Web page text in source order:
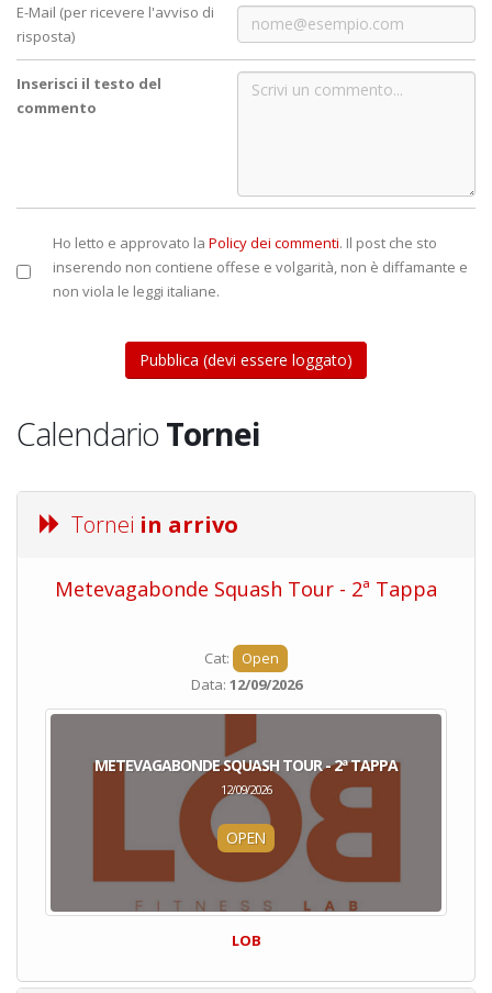
E-Mail (per ricevere l'avviso di
risposta)
Inserisci il testo del
commento
Ho letto e approvato la Policy dei commenti. Il post che sto
inserendo non contiene offese e volgarità, non è diffamante e
non viola le leggi italiane.
Calendario Tornei
Tornei in arrivo
Metevagabonde Squash Tour - 2ª Tappa
Cat: Open
Data: 12/09/2026
METEVAGABONDE SQUASH TOUR - 2ª TAPPA
12/09/2026
OPEN
LOB